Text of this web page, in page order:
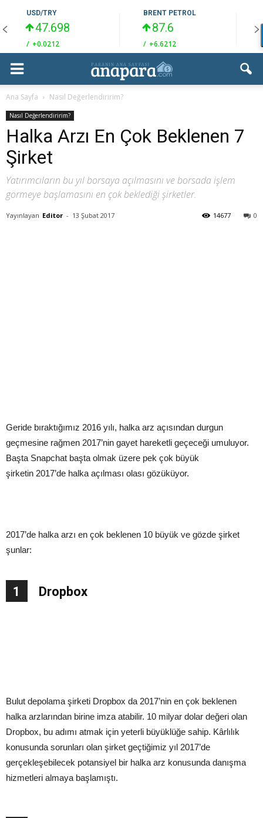
USD/TRY
47.698
/ +0.0212
BRENT PETROL
87.6
/ +6.6212 /
Ana Sayfa Nasıl Değerlendiririm?
Nasıl Değerlendiririm?
Halka Arzı En Çok Beklenen 7
Şirket
Yatırımcıların bu yıl borsaya açılmasını ve borsada işlem
görmeye başlamasını en çok beklediği şirketler.
Yayınlayan Editor - 13 Şubat 2017 0
14677
Geride bıraktığımız 2016 yılı, halka arz açısından durgun
geçmesine rağmen 2017’nin gayet hareketli geçeceği umuluyor.
Başta Snapchat başta olmak üzere pek çok büyük
şirketin 2017’de halka açılması olası gözüküyor.
2017’de halka arzı en çok beklenen 10 büyük ve gözde şirket
şunlar:
1 Dropbox
Bulut depolama şirketi Dropbox da 2017’nin en çok beklenen
halka arzlarından birine imza atabilir. 10 milyar dolar değeri olan
Dropbox, bu adımı atmak için yeterli büyüklüğe sahip. Kârlılık
konusunda sorunları olan şirket geçtiğimiz yıl 2017’de
gerçekleşebilecek potansiyel bir halka arz konusunda danışma
hizmetleri almaya başlamıştı.